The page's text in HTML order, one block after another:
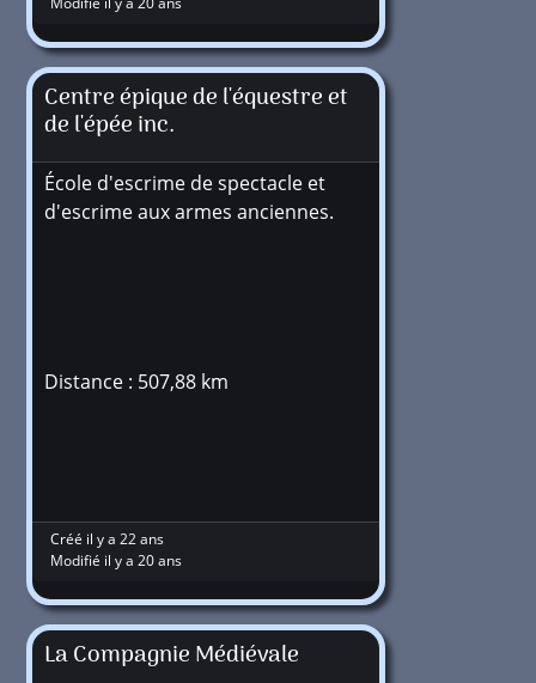
Centre épique de l'équestre et
de l'épée inc.
École d'escrime de spectacle et
d'escrime aux armes anciennes.
Distance : 507,88 km
Créé il y a 22 ans
Modifié il y a 20 ans
La Compagnie Médiévale